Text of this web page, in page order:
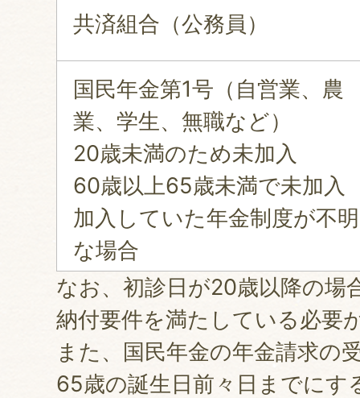
共済組合（公務員）
国民年金第1号（自営業、農
業、学生、無職など）
20歳未満のため未加入
60歳以上65歳未満で未加入
加入していた年金制度が不明
な場合
なお、初診日が20歳以降の場
納付要件を満たしている必要
また、国民年金の年金請求の
65歳の誕生日前々日までにす